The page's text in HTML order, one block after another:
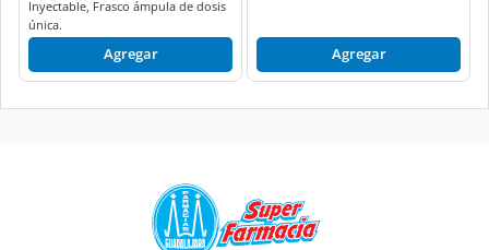
Inyectable, Frasco ámpula de dosis
única.
Agregar Agregar